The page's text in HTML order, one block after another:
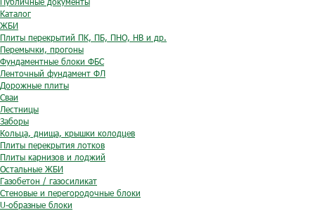
Каталог
ЖБИ
Плиты перекрытий ПК, ПБ, ПНО, НВ и др.
Перемычки, прогоны
Фундаментные блоки ФБС
Ленточный фундамент ФЛ
Дорожные плиты
Сваи
Лестницы
Заборы
Кольца, днища, крышки колодцев
Плиты перекрытия лотков
Плиты карнизов и лоджий
Остальные ЖБИ
Газобетон / газосиликат
Стеновые и перегородочные блоки
U-образные блоки